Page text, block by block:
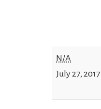
Summer
Workshop
Bellas
N/A
July 27, 2017